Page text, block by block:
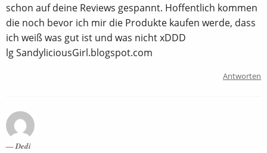
schon auf deine Reviews gespannt. Hoffentlich kommen
die noch bevor ich mir die Produkte kaufen werde, dass
ich weiß was gut ist und was nicht xDDD
lg SandyliciousGirl.blogspot.com
Antworten
Dedi